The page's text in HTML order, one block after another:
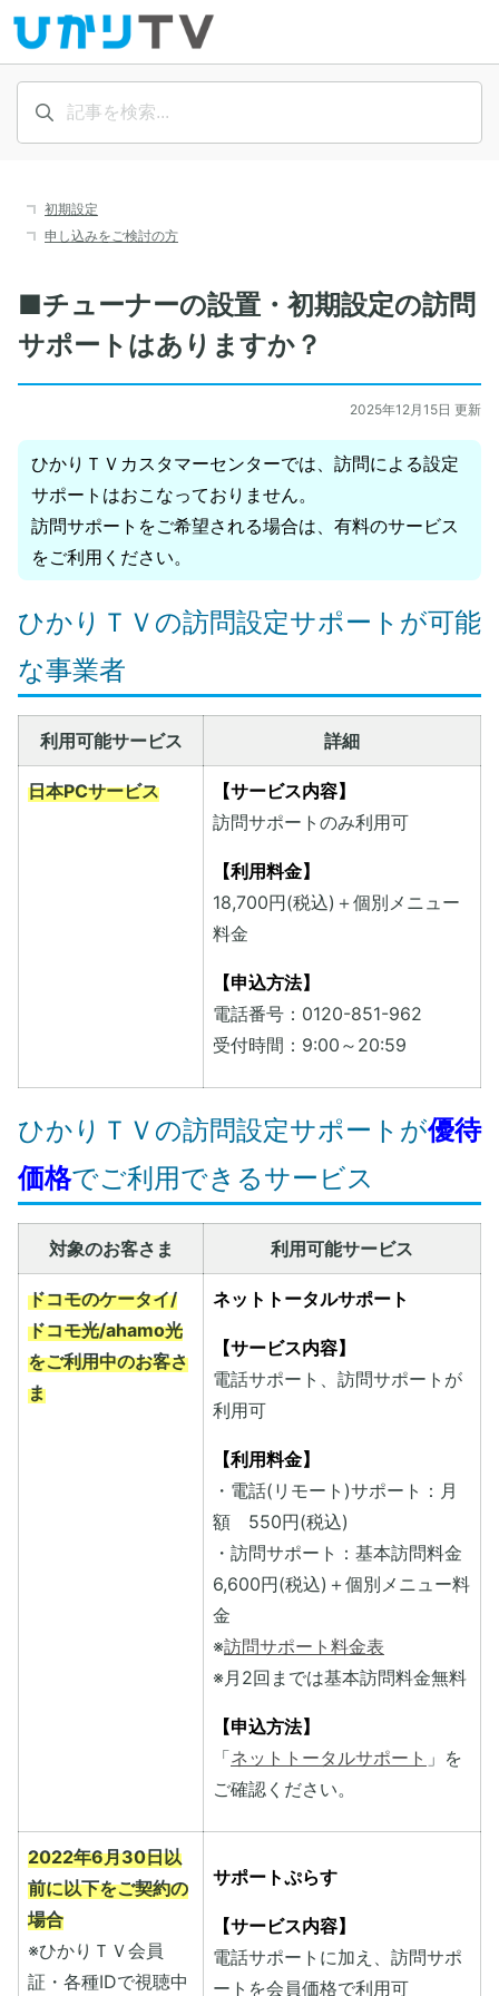
初期設定
申し込みをご検討の方
■チューナーの設置・初期設定の訪問
サポートはありますか？
2025年12月15日 更新
ひかりＴＶカスタマーセンターでは、訪問による設定
サポートはおこなっておりません。
訪問サポートをご希望される場合は、有料のサービス
をご利用ください。
ひかりＴＶの訪問設定サポートが可能
な事業者
利用可能サービス 詳細
日本PCサービス
【サービス内容】
訪問サポートのみ利用可
【利用料金】
18,700円(税込)＋個別メニュー
料金
【申込方法】
電話番号：0120-851-962
受付時間：9:00～20:59
ひかりＴＶの訪問設定サポートが優待
価格でご利用できるサービス
対象のお客さま 利用可能サービス
ドコモのケータイ/
ドコモ光/ahamo光
をご利用中のお客さ
ま
ネットトータルサポート
【サービス内容】
電話サポート、訪問サポートが
利用可
【利用料金】
・電話(リモート)サポート：月
額 550円(税込)
・訪問サポート：基本訪問料金
6,600円(税込)＋個別メニュー料
金
※訪問サポート料金表
※月2回までは基本訪問料金無料
【申込方法】
「ネットトータルサポート 」を
ご確認ください。
2022年6月30日以
前に以下をご契約の
場合
※ひかりＴＶ会員
証・各種IDで視聴中
サポートぷらす
【サービス内容】
電話サポートに加え、訪問サポ
ートを会員価格で利用可